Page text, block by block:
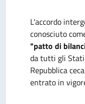
L'accordo
conosciuto
"patto di
da tutti gli Stati
Repubblica
entrato in